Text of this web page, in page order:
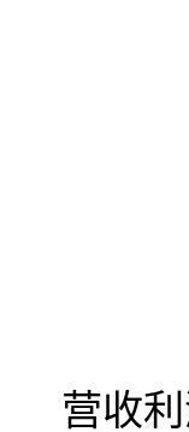
营收